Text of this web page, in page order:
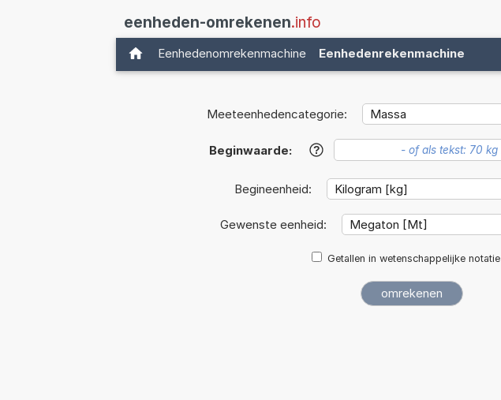
eenheden-omrekenen.info
Eenhedenomrekenmachine Eenhedenrekenmachine
Meeteenhedencategorie:
Beginwaarde: ?
Begineenheid:
Gewenste eenheid:
Getallen in wetenschappelijke notatie